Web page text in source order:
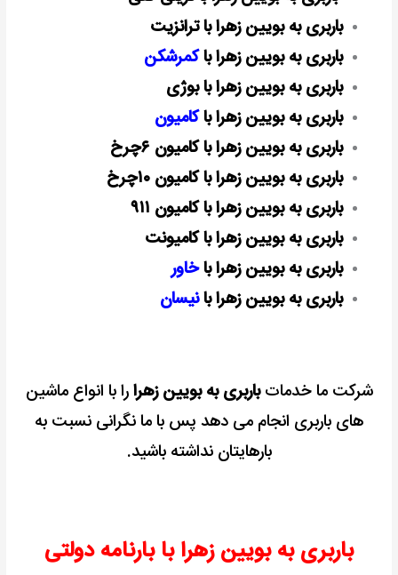
باربری به بویین زهرا با ترانزیت
باربری به بویین زهرا باکمرشکن
باربری به بویین زهرا با بوژی
باربری به بویین زهرا باکامیون
باربری به بویین زهرا با کامیون ۶چرخ
باربری به بویین زهرا با کامیون ۱۰چرخ
باربری به بویین زهرا با کامیون ۹۱۱
باربری به بویین زهرا با کامیونت
باربری به بویین زهرا باخاور
باربری به بویین زهرا بانیسان
شرکت ما خدماتباربری به بویین زهرارا با انواع ماشین
های باربری انجام می دهد پس با ما نگرانی نسبت به
بارهایتان نداشته باشید.
باربری به بویین زهرا با بارنامه دولتی